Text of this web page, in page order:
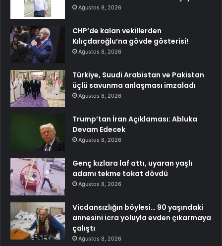
Ağustos 8, 2026
CHP’de kalan vekillerden
Kılıçdaroğlu’na gövde gösterisi!
Ağustos 8, 2026
Türkiye, Suudi Arabistan ve Pakistan
üçlü savunma anlaşması imzaladı
Ağustos 8, 2026
Trump’tan İran Açıklaması: Abluka
Devam Edecek
Ağustos 8, 2026
Genç kızlara laf attı, uyaran yaşlı
adamı tekme tokat dövdü
Ağustos 8, 2026
Vicdansızlığın böylesi… 90 yaşındaki
annesini icra yoluyla evden çıkarmaya
çalıştı
Ağustos 8, 2026